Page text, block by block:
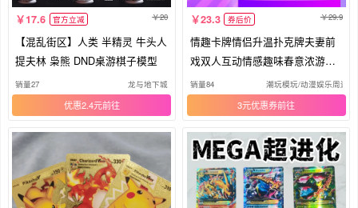
17.6 官方立减 20
【混乱街区】人类 半精灵 牛头人
提夫林 枭熊 DND桌游棋子模型
销量27 龙与地下城
优惠2.4元
23.3 券后价 29.9
情趣卡牌情侣升温扑克牌夫妻前
戏双人互动情感趣味春意浓游戏
纸牌
销量84 潮玩模玩/动漫娱乐周边/
3元优惠券